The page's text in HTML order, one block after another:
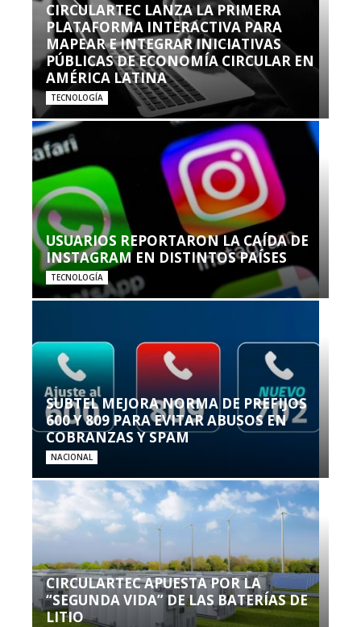
CIRCULARTEC LANZA LA PRIMERA
PLATAFORMA INTERACTIVA PARA
MAPEAR E INTEGRAR INICIATIVAS
PÚBLICAS DE ECONOMÍA CIRCULAR EN
AMÉRICA LATINA
TECNOLOGÍA
USUARIOS REPORTARON LA CAÍDA DE
INSTAGRAM EN DISTINTOS PAÍSES
TECNOLOGÍA
SUBTEL MEJORA NORMA DE PREFIJOS
600 Y 809 PARA EVITAR ABUSOS EN
COBRANZAS Y SPAM
NACIONAL
CIRCULARTEC APUESTA POR LA
“SEGUNDA VIDA” DE LAS BATERÍAS DE
LITIO